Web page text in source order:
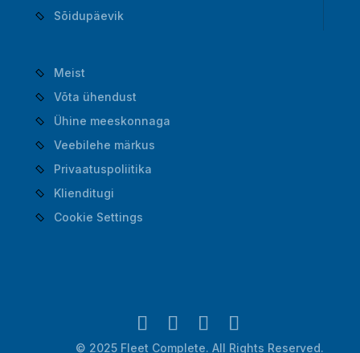
Sõidupäevik
Meist
Võta ühendust
Ühine meeskonnaga
Veebilehe märkus
Privaatuspoliitika
Klienditugi
Cookie Settings
© 2025 Fleet Complete. All Rights Reserved.